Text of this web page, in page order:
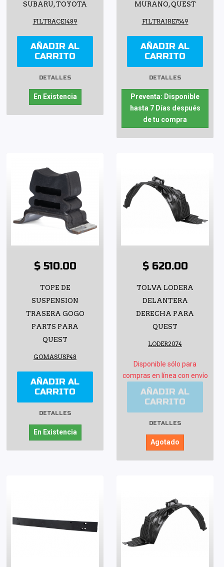
SUBARU, TOYOTA
FILTRACEI489
AÑADIR AL
CARRITO
DETALLES
En Existencia
MURANO, QUEST
FILTRAIRE7549
AÑADIR AL
CARRITO
DETALLES
Preventa: Disponible
hasta 7 Días después
de tu compra
$ 510.00
TOPE DE
SUSPENSION
TRASERA GOGO
PARTS PARA
QUEST
GOMASUSP48
AÑADIR AL
CARRITO
DETALLES
En Existencia
$ 620.00
TOLVA LODERA
DELANTERA
DERECHA PARA
QUEST
LODER2074
Disponible sólo para
compras en línea con envío
AÑADIR AL
CARRITO
DETALLES
Agotado